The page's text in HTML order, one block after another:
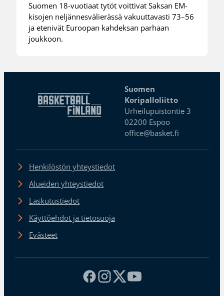
Suomen 18-vuotiaat tytöt voittivat Saksan EM-
kisojen neljännesvälierässä vakuuttavasti 73–56
ja etenivät Euroopan kahdeksan parhaan
joukkoon.
Suomen
Koripalloliitto
Urheilupuistontie 3
02200 Espoo
office@basket.fi
Henkilöstön yhteystiedot
Alueiden yhteystiedot
Laskutustiedot
Käyttöehdot ja tietosuoja
Evästeet